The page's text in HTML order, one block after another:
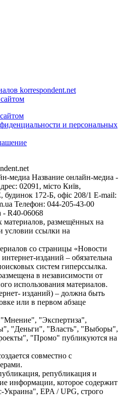
korrespondent.net
и персональных
медиа Название онлайн-медиа -
02091, місто Київ,
172-Б, офіс 208/1 E-mail:
Телефон: 044-205-43-00
- R40-06068
размещённых на
условии ссылки на
со страницы «Новости
изданий – обязательна
систем гиперссылка.
в независимости от
использования материалов.
изданий) – должна быть
или в первом абзаце
"Экспертиза",
"Деньги", "Власть", "Выборы",
"Промо" публикуются на
совместно с
републикация и
информации, которое содержит
EPA / UPG, строго